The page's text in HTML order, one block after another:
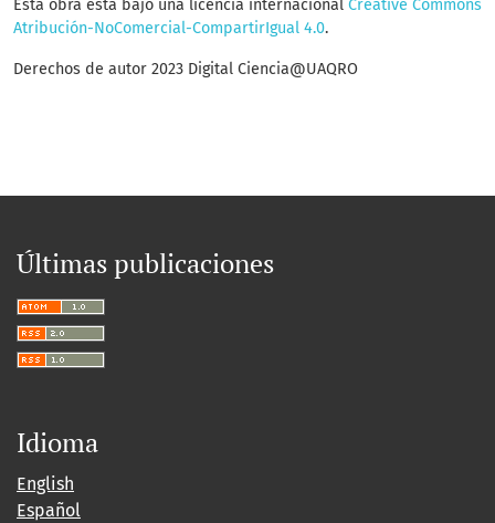
Esta obra está bajo una licencia internacional Creative Commons
Atribución-NoComercial-CompartirIgual 4.0.
Derechos de autor 2023 Digital Ciencia@UAQRO
Últimas publicaciones
Idioma
English
Español